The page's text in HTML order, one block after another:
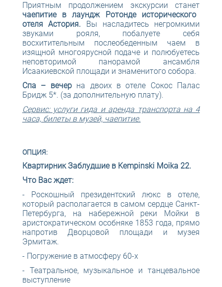
Приятным продолжением экскурсии станет
чаепитие в лаундж Ротонде исторического
отеля Астория. Вы насладитесь негромкими
звуками рояля, побалуете себя
восхитительным послеобеденным чаем в
изящной многоярусной подаче и полюбуетесь
неповторимой панорамой ансамбля
Исаакиевской площади и знаменитого собора.
Спа – вечерна двоих в отеле Сокос Палас
Бридж 5*. (за дополнительную плату).
Сервис: услуги гида и аренда транспорта на 4
часа, билеты в музей, чаепитие.
ОПЦИЯ:
Квартирник Заблудшие в Kempinski Moika 22.
Что Вас ждет:
- Роскошный президентский люкс в отеле,
который располагается в самом сердце Санкт-
Петербурга, на набережной реки Мойки в
аристократическом особняке 1853 года, прямо
напротив Дворцовой площади и музея
Эрмитаж.
- Погружение в атмосферу 60-х
- Театральное, музыкальное и танцевальное
выступление